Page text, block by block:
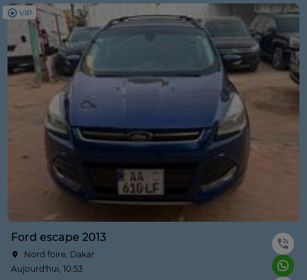
VIP
Ford escape 2013
Nord foire, Dakar
Aujourd'hui, 10:53